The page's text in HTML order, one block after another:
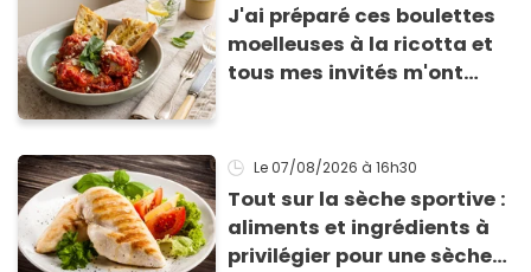
J'ai préparé ces boulettes
moelleuses à la ricotta et
tous mes invités m'ont
Le 07/08/2026 à 16h30
Tout sur la sèche sportive :
aliments et ingrédients à
privilégier pour une sèche